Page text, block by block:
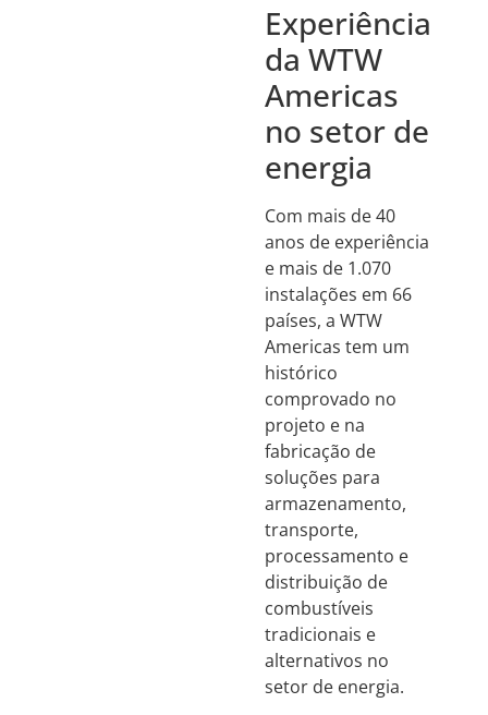
Experiência
da WTW
Americas
no setor de
energia
Com mais de 40
anos de experiência
e mais de 1.070
instalações em 66
países, a WTW
Americas tem um
histórico
comprovado no
projeto e na
fabricação de
soluções para
armazenamento,
transporte,
processamento e
distribuição de
combustíveis
tradicionais e
alternativos no
setor de energia.